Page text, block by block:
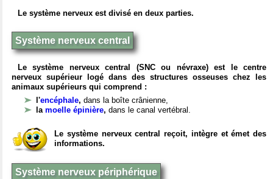
Le système nerveux est divisé en deux parties.
Système nerveux central
Le système nerveux central (SNC ou névraxe) est le centre
nerveux supérieur logé dans des structures osseuses chez les
animaux supérieurs qui comprend :
l'encéphale, dans la boîte crânienne,
la moelle épinière, dans le canal vertébral.
Le système nerveux central reçoit, intègre et émet des
informations.
Système nerveux périphérique